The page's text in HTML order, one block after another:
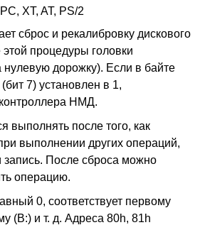
PC, XT, AT, PS/2
сброс и рекалибровку дискового
процедуры головки
нулевую дорожку). Если в байте
7) установлен в 1,
НМД.
выполнять после того, как
выполнении других операций,
запись. После сброса можно
операцию.
0, соответствует первому
(B:) и т. д. Адреса 80h, 81h